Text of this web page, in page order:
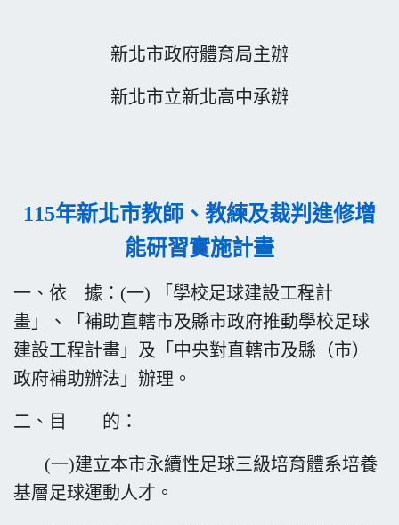
新北市政府體育局主辦
新北市立新北高中承辦
115年新北市教師、教練及裁判進修增
能研習實施計畫
一、依 據：(一) 「學校足球建設工程計
畫」、「補助直轄市及縣市政府推動學校足球
建設工程計畫」及「中央對直轄市及縣（市）
政府補助辦法」辦理。
二、目 的：
(一)建立本市永續性足球三級培育體系培養
基層足球運動人才。